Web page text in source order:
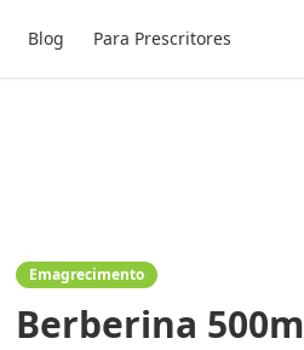
Blog Para Prescritores
Emagrecimento
Berberina